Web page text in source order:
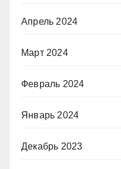
Апрель 2024
Март 2024
Февраль 2024
Январь 2024
Декабрь 2023